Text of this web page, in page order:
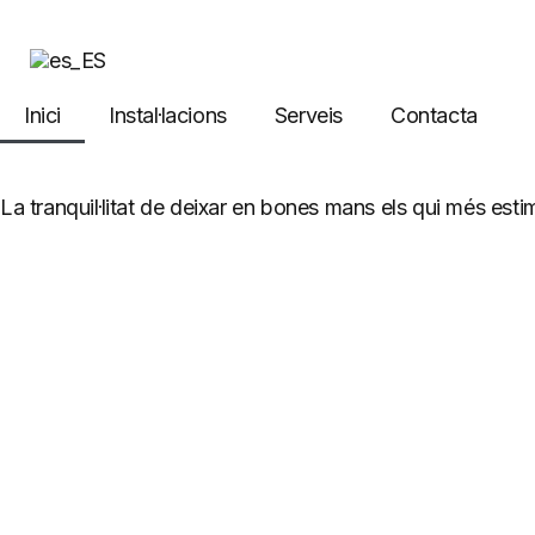
Inici Instal·lacions Serveis Contacta
La tranquil·litat de deixar en bones mans els qui més